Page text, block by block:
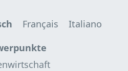
Français
Italiano